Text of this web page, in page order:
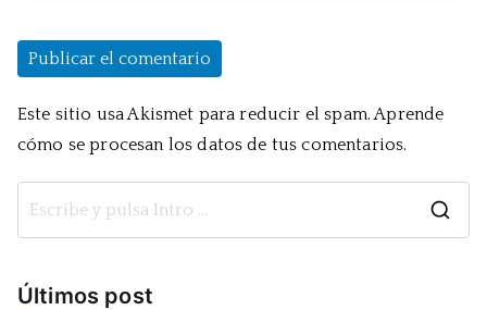
Este sitio usa Akismet para reducir el spam.Aprende
cómo se procesan los datos de tus comentarios.
Últimos post